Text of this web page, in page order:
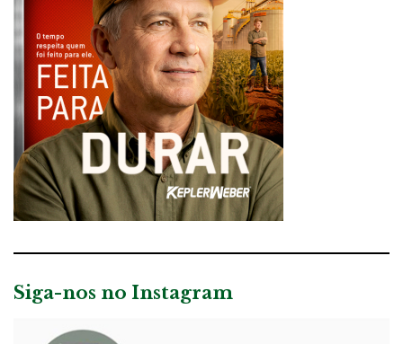
Siga-nos no Instagram